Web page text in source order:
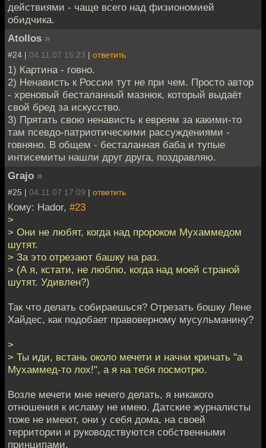
действиями - чаще всего над физиономией
обидчика.
Atollos »
#24 | 04.11.07 15:23 | ответить
1) Картина - говно.
2) Ненависть к России тут не при чем. Просто автор
- хреновый бесталанный мазнюк, который выдаёт
свой бред за искусство.
3) Прятать свою ненависть к евреям за какими-то
там псевдо-патриотическими рассуждениями -
говняно. В общем - бесталанная баба и тупые
интисемиты нашли друг друга, поздравляю.
Grajo »
#25 | 04.11.07 17:09 | ответить
Кому: Hador, #23
>
> Они не любят, когда над пророком Мухаммедом
шутят.
> За это отрезают башку на раз.
> (А я, кстати, не люблю, когда над моей страной
шутят. Удивлен?)
Так что делать собираешься? Отрезать бошку Лене
Хайдес, как подобает правоверному мусульманину?
>
> Ты иди, встань около мечети и начни кричать "а
Мухаммед-то лох!", а я на тебя посмотрю.
Возле мечети мне нечего делать, я никакого
отношения к исламу не имею. Датские журналисты
тоже не имеют, они у себя дома, на своей
территории и руководствуются собственными
принципами.